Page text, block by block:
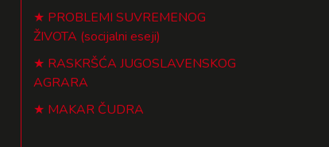
PROBLEMI SUVREMENOG
ŽIVOTA (socijalni eseji)
RASKRŠĆA JUGOSLAVENSKOG
AGRARA
MAKAR ČUDRA